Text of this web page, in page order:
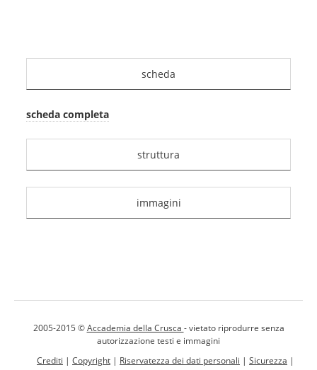
scheda
scheda completa
struttura
immagini
2005-2015 ©Accademia della Crusca - vietato riprodurre senza
autorizzazione testi e immagini
Crediti | Copyright | Riservatezza dei dati personali | Sicurezza |